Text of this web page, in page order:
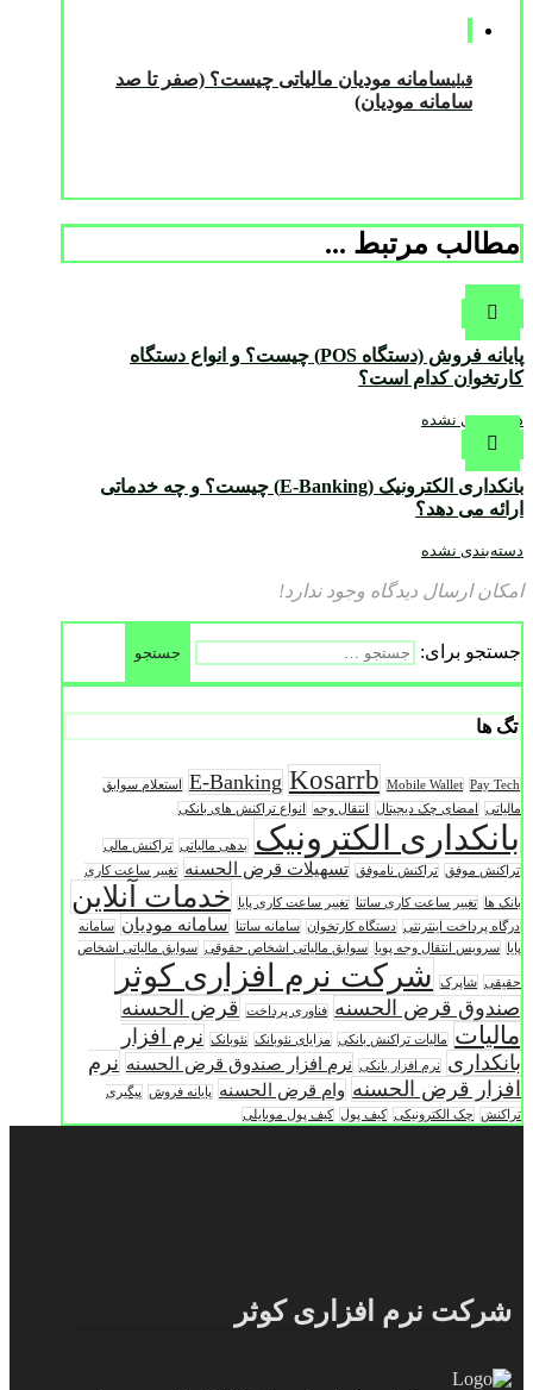
قبلیسامانه مودیان مالیاتی چیست؟ (صفر تا صد
سامانه مودیان)
مطالب مرتبط ...
پایانه فروش (دستگاه POS) چیست؟ و انواع دستگاه
کارتخوان کدام است؟
دسته‌بندی نشده
بانکداری الکترونیک (E-Banking) چیست؟ و چه خدماتی
ارائه می دهد؟
دسته‌بندی نشده
امکان ارسال دیدگاه وجود ندارد!
جستجو برای:
تگ ها
E-Banking Kosarrb Mobile Wallet Pay Tech
استعلام سوابق
مالیاتی
امضای چک دیجیتال انتقال وجه انواع تراکنش های بانکی
بانکداری الکترونیک بدهی مالیاتی تراکنش مالی
تراکنش موفق تراکنش ناموفق تسهیلات قرض الحسنه تغییر ساعت کاری
بانک ها تغییر ساعت کاری ساتنا تغییر ساعت کاری پایا خدمات آنلاین
درگاه پرداخت اینترنتی دستگاه کارتخوان سامانه ساتنا سامانه مودیان
سامانه
پایا
سرویس انتقال وجه پویا سوابق مالیاتی اشخاص حقوقی سوابق مالیاتی اشخاص
حقیقی شاپرک شرکت نرم افزاری کوثر
صندوق قرض الحسنه فناوری پرداخت قرض الحسنه
مالیات مالیات تراکنش بانکی مزایای نئوبانک نئوبانک
نرم افزار
بانکداری
نرم افزار بانکی نرم افزار صندوق قرض الحسنه نرم
افزار قرض الحسنه وام قرض الحسنه پایانه فروش
پیگیری
تراکنش
چک الکترونیکی کیف پول کیف پول موبایلی
شرکت نرم افزاری کوثر